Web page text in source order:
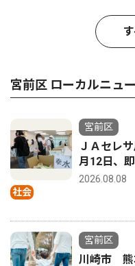
宮前区 ローカルニュ
社会
宮前区
ＪＡセレ
月12日、
2026.08.08
宮前区
川崎市 熊